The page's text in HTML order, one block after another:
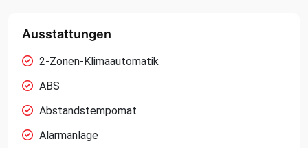
Ausstattungen
2-Zonen-Klimaautomatik
ABS
Abstandstempomat
Alarmanlage